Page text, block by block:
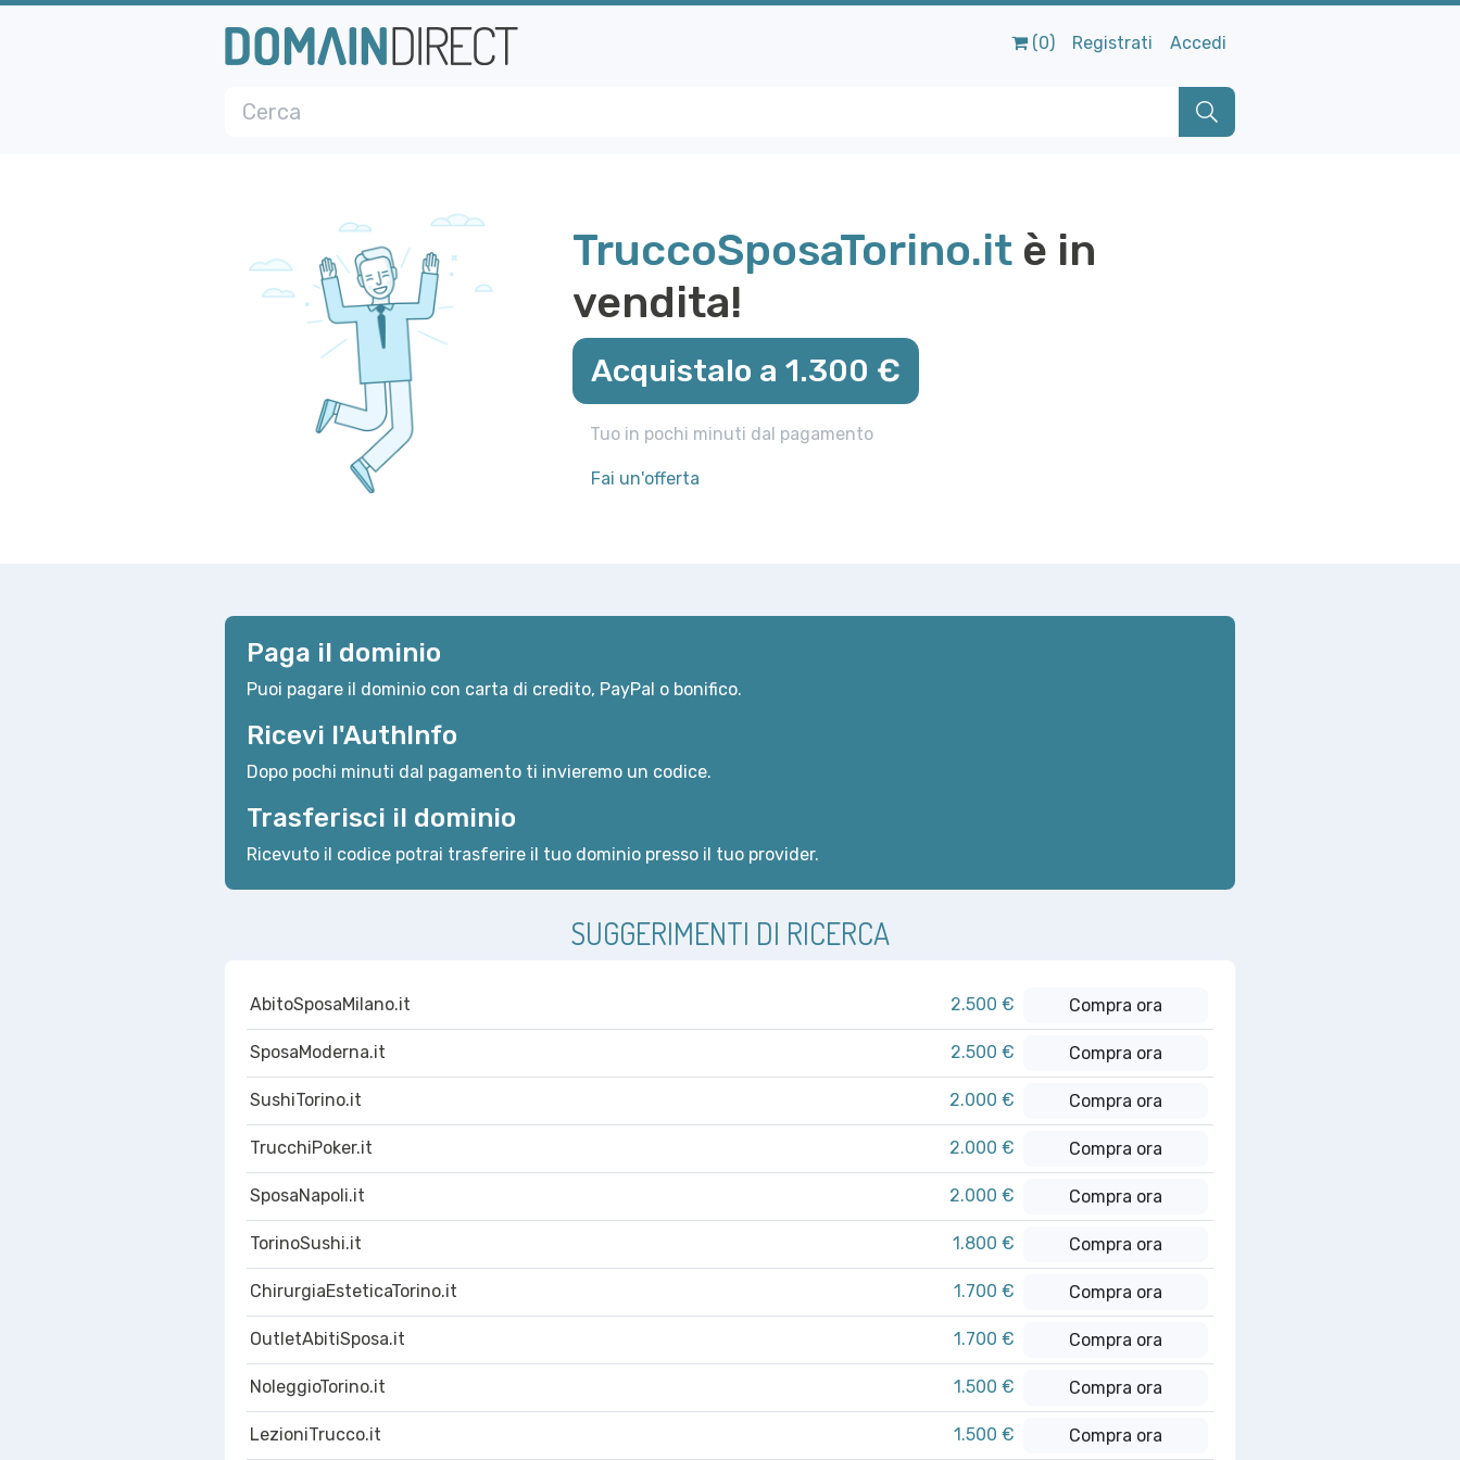
(0) Registrati Accedi
TruccoSposaTorino.itè in
vendita!
Acquistalo a 1.300 €
Tuo in pochi minuti dal pagamento
Fai un'offerta
Paga il dominio
Puoi pagare il dominio con carta di credito, PayPal o bonifico.
Ricevi l'AuthInfo
Dopo pochi minuti dal pagamento ti invieremo un codice.
Trasferisci il dominio
Ricevuto il codice potrai trasferire il tuo dominio presso il tuo provider.
SUGGERIMENTI DI RICERCA
AbitoSposaMilano.it 2.500 € Compra ora
SposaModerna.it 2.500 € Compra ora
SushiTorino.it 2.000 € Compra ora
TrucchiPoker.it 2.000 € Compra ora
SposaNapoli.it 2.000 € Compra ora
TorinoSushi.it 1.800 € Compra ora
ChirurgiaEsteticaTorino.it 1.700 € Compra ora
OutletAbitiSposa.it 1.700 € Compra ora
NoleggioTorino.it 1.500 € Compra ora
LezioniTrucco.it 1.500 € Compra ora